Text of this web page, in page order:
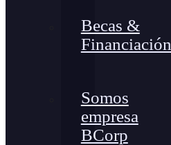
Becas &
Financiación
Somos
empresa
BCorp